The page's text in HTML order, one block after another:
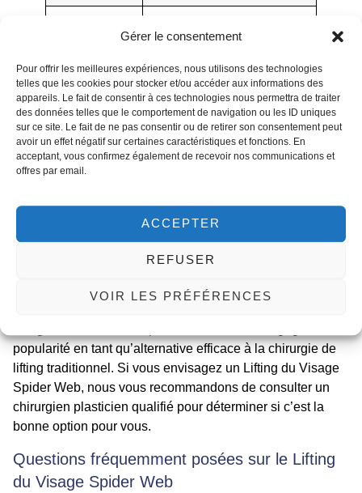
Gérer le consentement
Pour offrir les meilleures expériences, nous utilisons des technologies
telles que les cookies pour stocker et/ou accéder aux informations des
appareils. Le fait de consentir à ces technologies nous permettra de traiter
des données telles que le comportement de navigation ou les ID uniques
sur ce site. Le fait de ne pas consentir ou de retirer son consentement peut
avoir un effet négatif sur certaines caractéristiques et fonctions. En
acceptant, vous confirmez également de recevoir nos communications et
offres par email.
ACCEPTER
REFUSER
VOIR LES PRÉFÉRENCES
s’améliorer avec le temps
Il est important de noter que le choix entre un Lifting du
Visage Spider Web et une chirurgie de lifting traditionnel
dépend de vos besoins spécifiques, de vos objectifs et des
recommandations de votre chirurgien plasticien. Une
consultation approfondie vous aidera à déterminer la
invasive pour les personnes cherchant une apparence
popularité en tant qu’alternative efficace à la chirurgie de
lifting traditionnel. Si vous envisagez un Lifting du Visage
Spider Web, nous vous recommandons de consulter un
chirurgien plasticien qualifié pour déterminer si c’est la
bonne option pour vous.
Questions fréquemment posées sur le Lifting
du Visage Spider Web